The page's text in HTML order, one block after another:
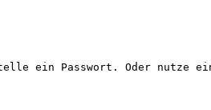
ein Passwort. Oder nutze